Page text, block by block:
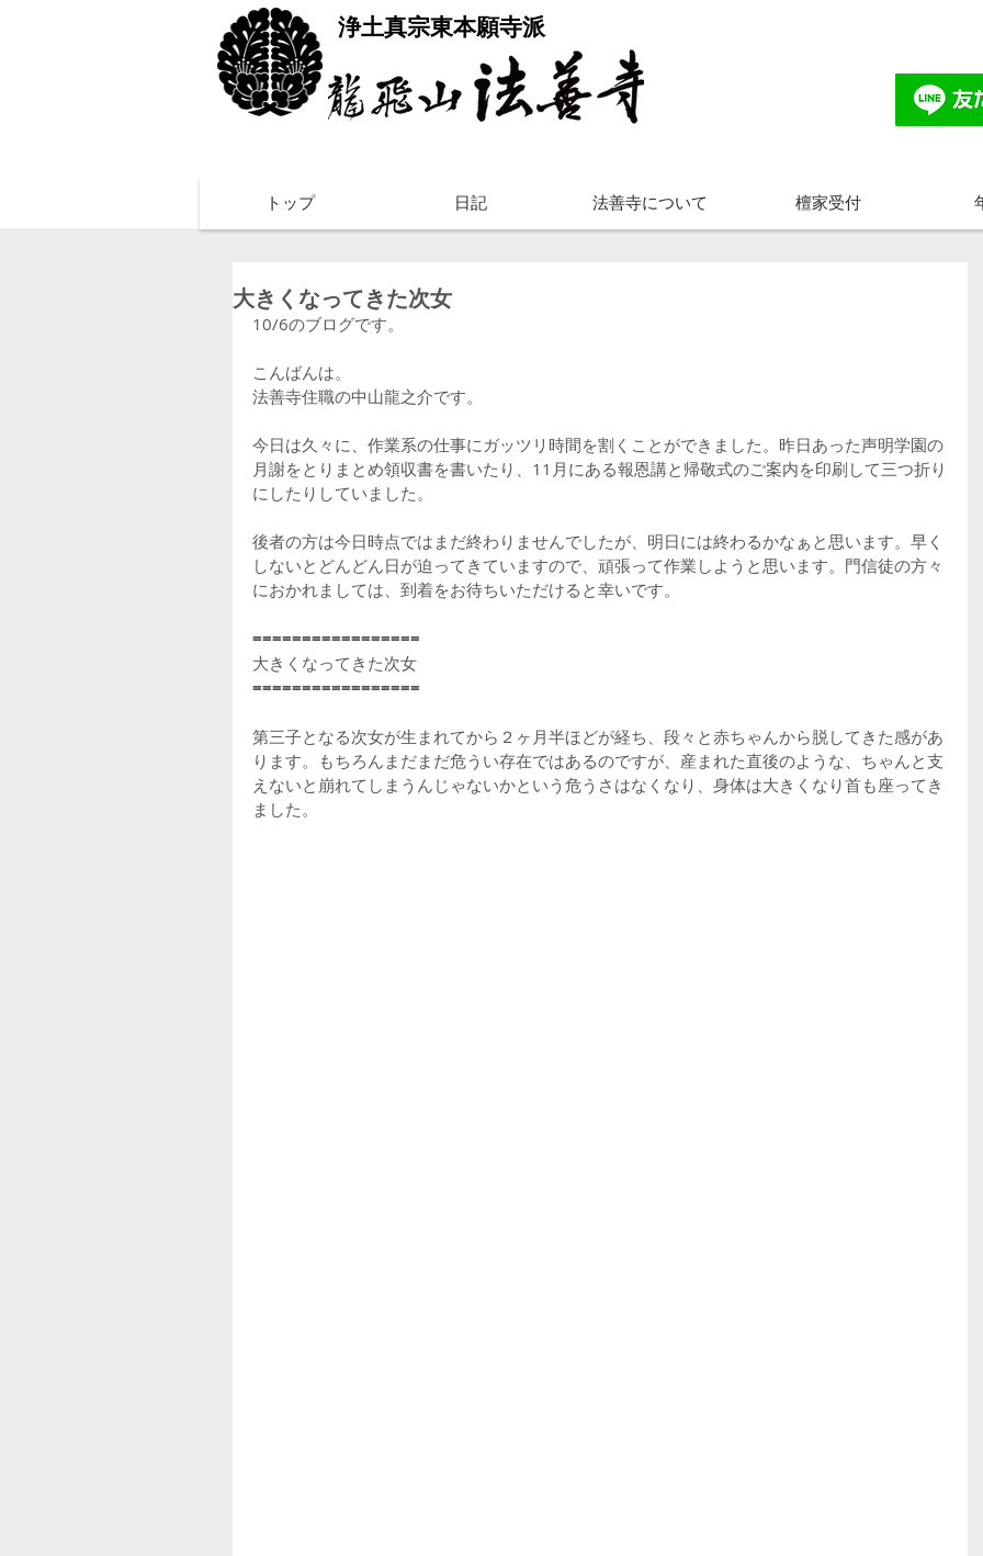
​浄土真宗東本願寺派
トップ 日記 法善寺について 檀家受付
大きくなってきた次女
10/6のブログです。
こんばんは。
法善寺住職の中山龍之介です。
今日は久々に、作業系の仕事にガッツリ時間を割くことができました。昨日あった声明学園の
月謝をとりまとめ領収書を書いたり、11月にある報恩講と帰敬式のご案内を印刷して三つ折り
にしたりしていました。
後者の方は今日時点ではまだ終わりませんでしたが、明日には終わるかなぁと思います。早く
しないとどんどん日が迫ってきていますので、頑張って作業しようと思います。門信徒の方々
におかれましては、到着をお待ちいただけると幸いです。
=================
大きくなってきた次女
=================
第三子となる次女が生まれてから２ヶ月半ほどが経ち、段々と赤ちゃんから脱してきた感があ
ります。もちろんまだまだ危うい存在ではあるのですが、産まれた直後のような、ちゃんと支
えないと崩れてしまうんじゃないかという危うさはなくなり、身体は大きくなり首も座ってき
ました。